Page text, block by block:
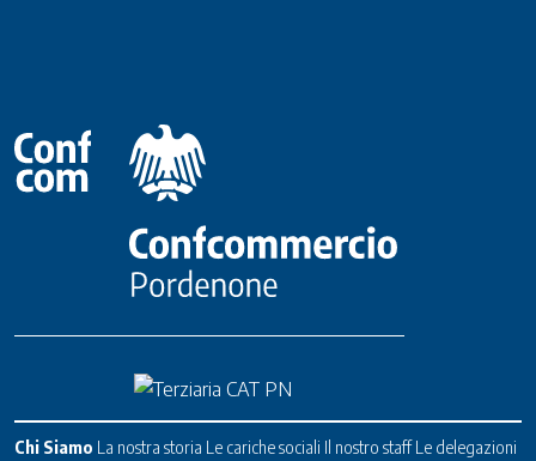
Chi Siamo La nostra storia Le cariche sociali Il nostro staff Le delegazioni